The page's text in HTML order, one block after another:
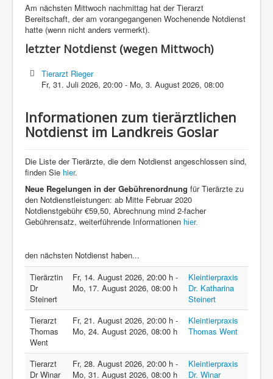
Am nächsten Mittwoch nachmittag hat der Tierarzt
Bereitschaft, der am vorangegangenen Wochenende Notdienst
hatte (wenn nicht anders vermerkt).
letzter Notdienst (wegen Mittwoch)
Tierarzt Rieger
Fr, 31. Juli 2026,20:00 - Mo, 3. August 2026,08:00
Informationen zum tierärztlichen
Notdienst im Landkreis Goslar
Die Liste der Tierärzte, die dem Notdienst angeschlossen sind,
finden Sie hier.
Neue Regelungen in der Gebührenordnung für Tierärzte zu
den Notdienstleistungen: ab Mitte Februar 2020
Notdienstgebühr €59,50, Abrechnung mind 2-facher
Gebührensatz, weiterführende Informationen hier.
den nächsten Notdienst haben...
Tierärztin
Dr
Steinert
Fr, 14. August 2026, 20:00 h -
Mo, 17. August 2026, 08:00 h
Kleintierpraxis
Dr. Katharina
Steinert
Tierarzt
Thomas
Went
Fr, 21. August 2026, 20:00 h -
Mo, 24. August 2026, 08:00 h
Kleintierpraxis
Thomas Went
Tierarzt
Dr Winar
Fr, 28. August 2026, 20:00 h -
Mo, 31. August 2026, 08:00 h
Kleintierpraxis
Dr. Winar